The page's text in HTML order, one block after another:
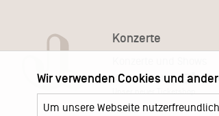
Konzerte
KJ Ticketshop
Unser neuer Ticketshop
News
Wir verwenden Cookies und
Um unsere Webseite